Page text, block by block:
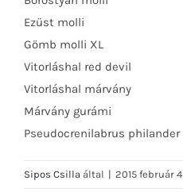
Ezüst molli
Gömb molli XL
Vitorláshal red devil
Vitorláshal márvány
Márvány gurámi
Pseudocrenilabrus philander
Sipos Csilla által | 2015 február 4